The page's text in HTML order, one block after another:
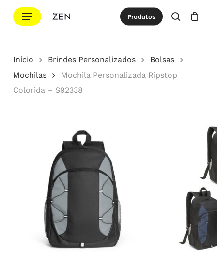
para
principal
Menu Produtos
procurar
Cotação Close
Início Brindes Personalizados
Bolsas
Mochilas
Mochila Personalizada Ripstop
Colorida – S92338